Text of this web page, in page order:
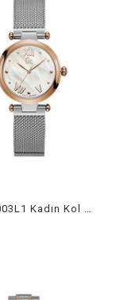
Gc GCY31003L1 Kadın Kol Saati